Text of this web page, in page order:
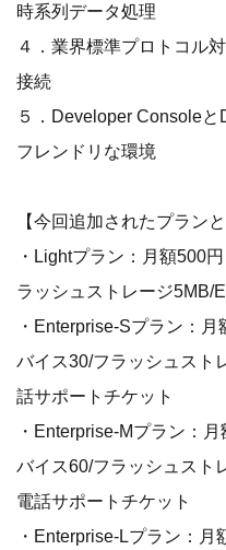
時系列データ処理
４．業界標準プロトコル
接続
５．Developer Console
フレンドリな環境
【今回追加されたプラン
・Lightプラン：月額500
ラッシュストレージ5MB/
・Enterprise-Sプラン：
バイス30/フラッシュスト
話サポートチケット
・Enterprise-Mプラン：
バイス60/フラッシュスト
電話サポートチケット
・Enterprise-Lプラン：